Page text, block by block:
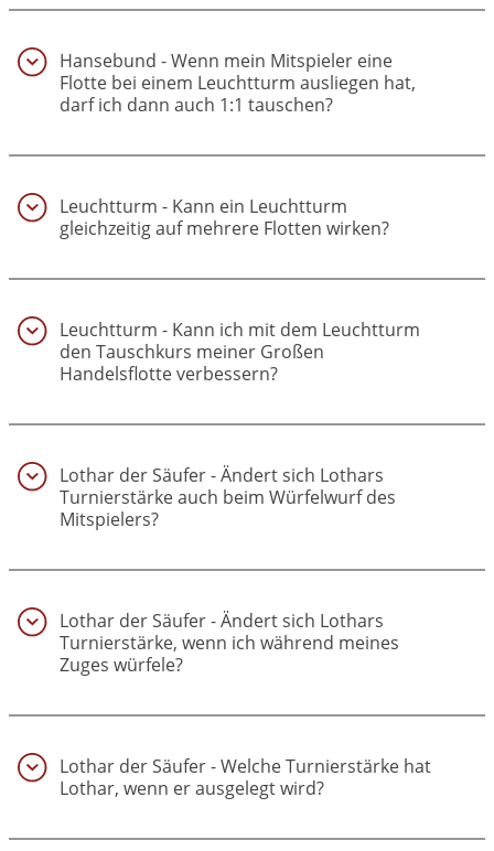
Hansebund - Wenn mein Mitspieler eine
Flotte bei einem Leuchtturm ausliegen hat,
darf ich dann auch 1:1 tauschen?
Leuchtturm - Kann ein Leuchtturm
gleichzeitig auf mehrere Flotten wirken?
Leuchtturm - Kann ich mit dem Leuchtturm
den Tauschkurs meiner Großen
Handelsflotte verbessern?
Lothar der Säufer - Ändert sich Lothars
Turnierstärke auch beim Würfelwurf des
Mitspielers?
Lothar der Säufer - Ändert sich Lothars
Turnierstärke, wenn ich während meines
Zuges würfele?
Lothar der Säufer - Welche Turnierstärke hat
Lothar, wenn er ausgelegt wird?